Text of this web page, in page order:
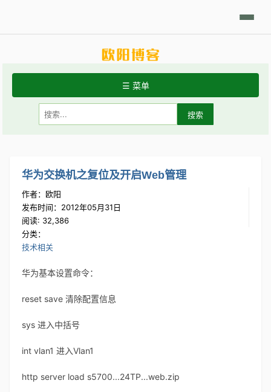
日积月累Linux摘要技术相关学习笔记代码开发分享发现
☰ 菜单
常用Linux命令
华为交换机之复位及开启Web管理
作者：欧阳
发布时间：2012年05月31日
阅读: 32,386
分类：
技术相关
华为基本设置命令：
reset save 清除配置信息
sys 进入中括号
int vlan1 进入Vlan1
http server load s5700...24TP...web.zip